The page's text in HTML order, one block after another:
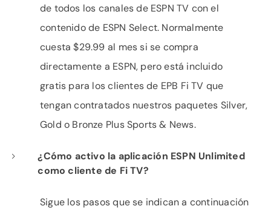
de todos los canales de ESPN TV con el
contenido de ESPN Select. Normalmente
cuesta $29.99 al mes si se compra
directamente a ESPN, pero está incluido
gratis para los clientes de EPB Fi TV que
tengan contratados nuestros paquetes Silver,
Gold o Bronze Plus Sports & News.
¿Cómo activo la aplicación ESPN Unlimited
como cliente de Fi TV?
Sigue los pasos que se indican a continuación